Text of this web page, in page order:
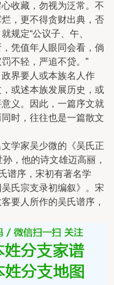
收藏，勿视为泛常。不
，更不得贪财出典，否
规定“公议子、午、
凭值年人眼同会看，倘
不轻，严追不贷。”
界要人或本族名人作
或述本族发展历史，或
义。因此，一篇序文就
时，往往也是一篇散文
学家吴少微的《吴氏正
，他的诗文雄迈高丽，
谱序，宋初有著名学
氏宗支录初编叙》。宋
要人所作的吴氏谱序，